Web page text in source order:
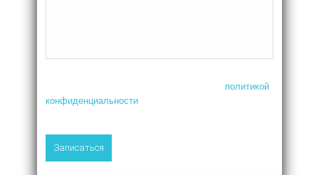
политикой
конфиденциальности